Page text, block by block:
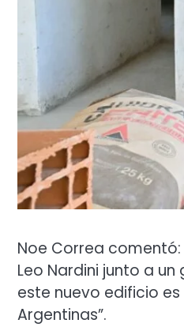
Noe Correa
Leo Nardini junto a
este nuevo edificio
Argentinas”.